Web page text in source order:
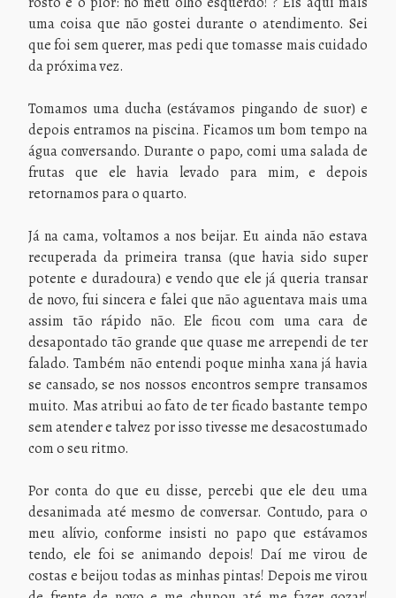
uma coisa que não gostei durante o atendimento. Sei
que foi sem querer, mas pedi que tomasse mais cuidado
da próxima vez.
Tomamos uma ducha (estávamos pingando de suor) e
depois entramos na piscina. Ficamos um bom tempo na
água conversando. Durante o papo, comi uma salada de
frutas que ele havia levado para mim, e depois
retornamos para o quarto.
Já na cama, voltamos a nos beijar. Eu ainda não estava
recuperada da primeira transa (que havia sido super
potente e duradoura) e vendo que ele já queria transar
de novo, fui sincera e falei que não aguentava mais uma
assim tão rápido não. Ele ficou com uma cara de
desapontado tão grande que quase me arrependi de ter
falado. Também não entendi poque minha xana já havia
se cansado, se nos nossos encontros sempre transamos
muito. Mas atribui ao fato de ter ficado bastante tempo
sem atender e talvez por isso tivesse me desacostumado
com o seu ritmo.
Por conta do que eu disse, percebi que ele deu uma
desanimada até mesmo de conversar. Contudo, para o
meu alívio, conforme insisti no papo que estávamos
tendo, ele foi se animando depois! Daí me virou de
costas e beijou todas as minhas pintas! Depois me virou